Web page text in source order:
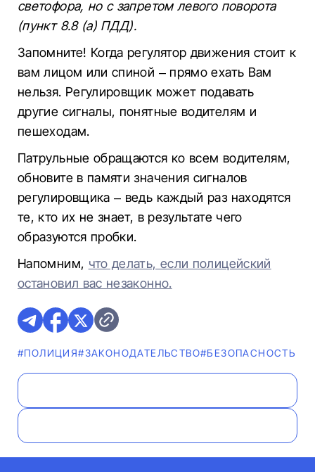
светофора, но с запретом левого поворота
(пункт 8.8 (а) ПДД).
Запомните! Когда регулятор движения стоит к
вам лицом или спиной – прямо ехать Вам
нельзя. Регулировщик может подавать
другие сигналы, понятные водителям и
пешеходам.
Патрульные обращаются ко всем водителям,
обновите в памяти значения сигналов
регулировщика – ведь каждый раз находятся
те, кто их не знает, в результате чего
образуются пробки.
Напомним, что делать, если полицейский
остановил вас незаконно.
#ПОЛИЦИЯ#ЗАКОНОДАТЕЛЬСТВО#БЕЗОПАСНОСТЬ